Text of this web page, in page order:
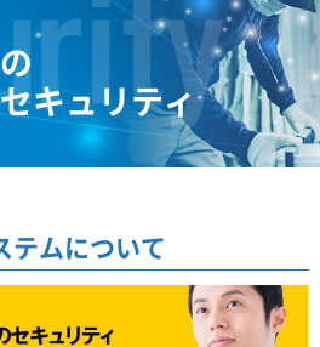
キュリティ
テムについて